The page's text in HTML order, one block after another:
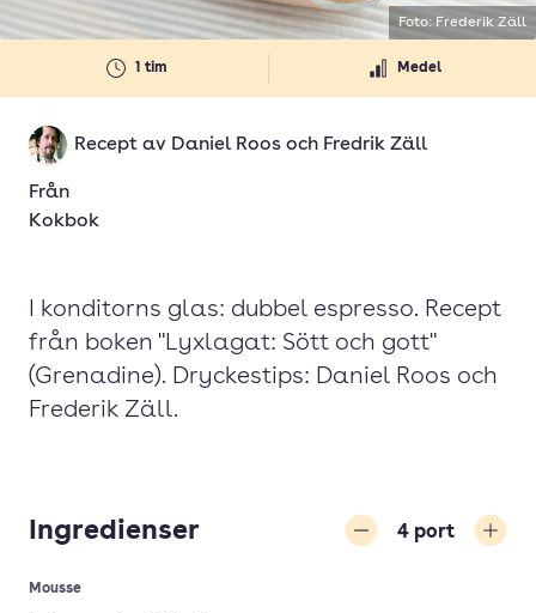
1 tim Medel
Recept av Daniel Roos och Fredrik Zäll
Från
Kokbok
I konditorns glas: dubbel espresso. Recept
från boken "Lyxlagat: Sött och gott"
(Grenadine). Dryckestips: Daniel Roos och
Frederik Zäll.
Foto: Frederik Zäll
Ingredienser 4 port
Mousse